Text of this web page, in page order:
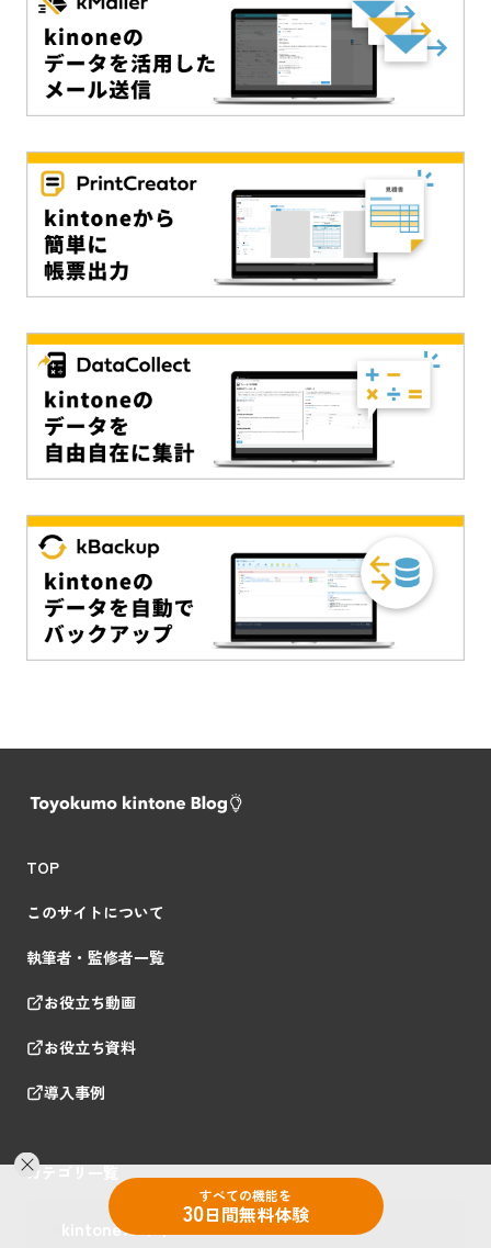
すべての機能を
30日間無料体験
TOP
このサイトについて
執筆者・監修者一覧
お役立ち動画
お役立ち資料
導入事例
カテゴリ一覧
kintoneガイド